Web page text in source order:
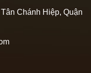
Chánh Hiệp, Quận